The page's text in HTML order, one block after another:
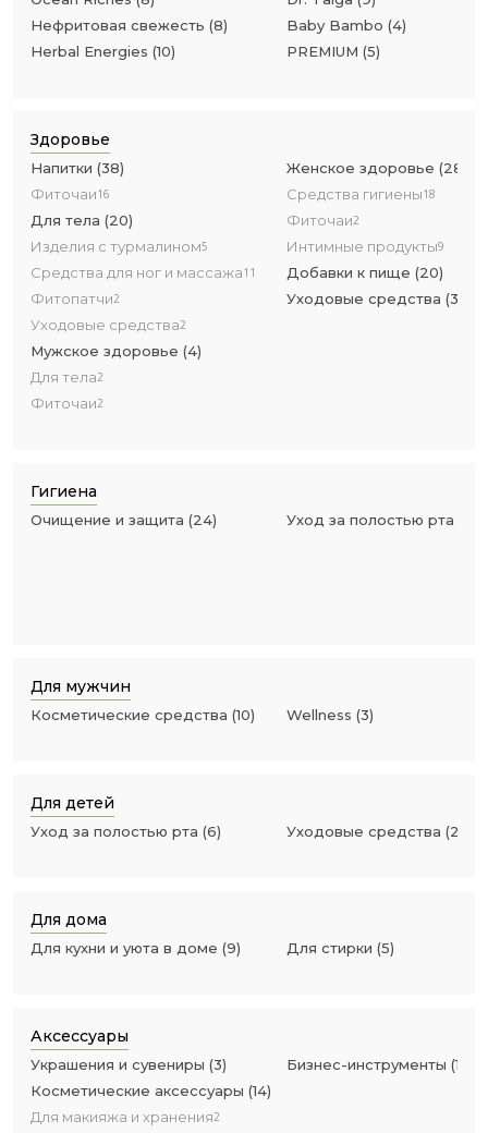
Нефритовая свежесть (8)
Herbal Energies (10)
Baby Bambo (4)
PREMIUM (5)
Здоровье
Напитки (38)
Фиточаи16
Для тела (20)
Изделия с турмалином5
Средства для ног и массажа11
Фитопатчи2
Уходовые средства2
Мужское здоровье (4)
Для тела2
Фиточаи2
Женское здоровье (28
Средства гигиены18
Фиточаи2
Интимные продукты9
Добавки к пище (20)
Уходовые средства (3
Гигиена
Очищение и защита (24) Уход за полостью рта
Для мужчин
Косметические средства (10) Wellness (3)
Для детей
Уход за полостью рта (6) Уходовые средства (2
Для дома
Для кухни и уюта в доме (9) Для стирки (5)
Аксессуары
Украшения и сувениры (3)
Косметические аксессуары (14)
Для макияжа и хранения2
Бизнес-инструменты (11